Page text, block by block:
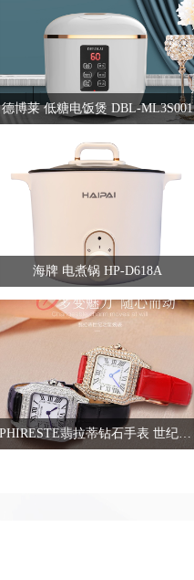
德博莱 低糖电饭煲 DBL-ML3S001
海牌 电煮锅 HP-D618A
PHIRESTE翡拉蒂钻石手表 世纪之星（红色）PH8833B